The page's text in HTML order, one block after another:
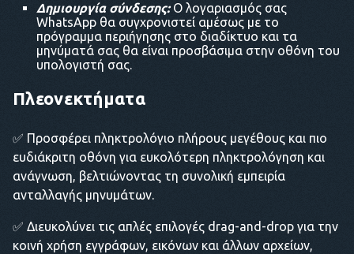
Δημιουργία σύνδεσης:Ο λογαριασμός σας
WhatsApp θα συγχρονιστεί αμέσως με το
πρόγραμμα περιήγησης στο διαδίκτυο και τα
μηνύματά σας θα είναι προσβάσιμα στην οθόνη του
υπολογιστή σας.
Πλεονεκτήματα
✅ Προσφέρει πληκτρολόγιο πλήρους μεγέθους και πιο
ευδιάκριτη οθόνη για ευκολότερη πληκτρολόγηση και
ανάγνωση, βελτιώνοντας τη συνολική εμπειρία
ανταλλαγής μηνυμάτων.
✅ Διευκολύνει τις απλές επιλογές drag-and-drop για την
κοινή χρήση εγγράφων, εικόνων και άλλων αρχείων,